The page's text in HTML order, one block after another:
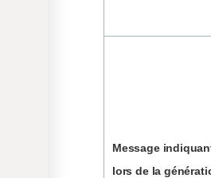
Message
lors de la